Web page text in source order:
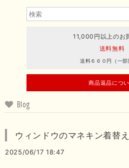
11,000円以上のお
送料無料
送料６６０円（一部
商品返品につ
Blog
ウィンドウのマネキン着替
2025/06/17 18:47